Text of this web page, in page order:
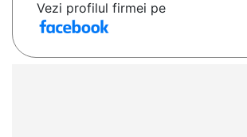
Vezi profilul firmei pe